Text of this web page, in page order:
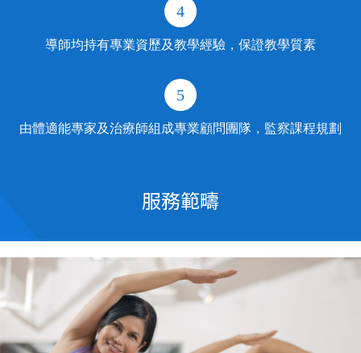
4
導師均持有專業資歷及教學經驗，保證教學質素
5
由體適能專家及治療師組成專業顧問團隊，監察課程規劃
服務範疇